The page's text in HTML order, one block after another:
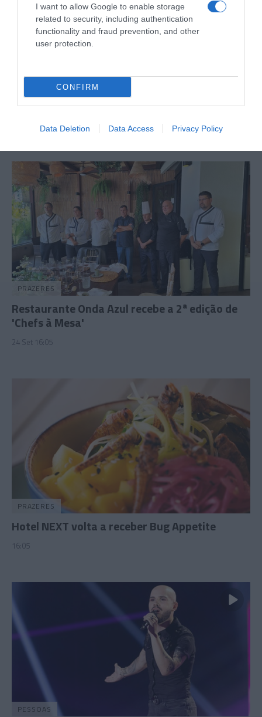
I want to allow Google to enable storage
related to security, including authentication
functionality and fraud prevention, and other
user protection.
CONFIRM
Data Deletion Data Access Privacy Policy
Conheça o roteiro de animação dos espaços
Savoy Signature
24 Set 11:10
PRAZERES
Restaurante Onda Azul recebe a 2ª edição de
'Chefs à Mesa'
24 Set 16:05
PRAZERES
Hotel NEXT volta a receber Bug Appetite
16:05
PESSOAS